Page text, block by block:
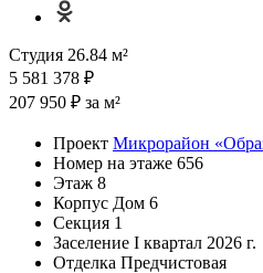
Студия 26.84 м²
5 581 378 ₽
207 950 ₽ за м²
Проект Микрорайон
Номер на этаже 656
Этаж 8
Корпус Дом 6
Секция 1
Заселение I квартал 2026 г.
Отделка Предчистовая